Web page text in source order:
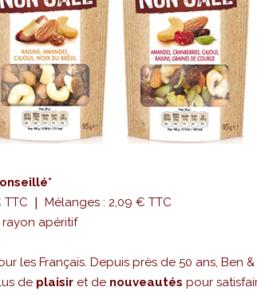
❘ Mélanges : 2,09 € TTC
rayon apéritif
les Français. Depuis près de 50 ans, Ben &
de plaisir et de nouveautés pour